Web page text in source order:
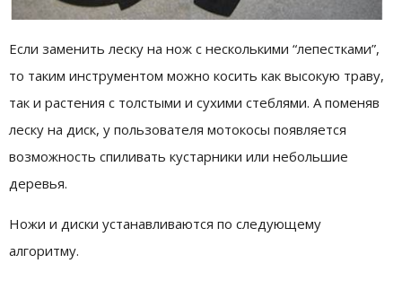
Если заменить леску на нож с несколькими “лепестками”,
то таким инструментом можно косить как высокую траву,
так и растения с толстыми и сухими стеблями. А поменяв
леску на диск, у пользователя мотокосы появляется
возможность спиливать кустарники или небольшие
деревья.
Ножи и диски устанавливаются по следующему
алгоритму.